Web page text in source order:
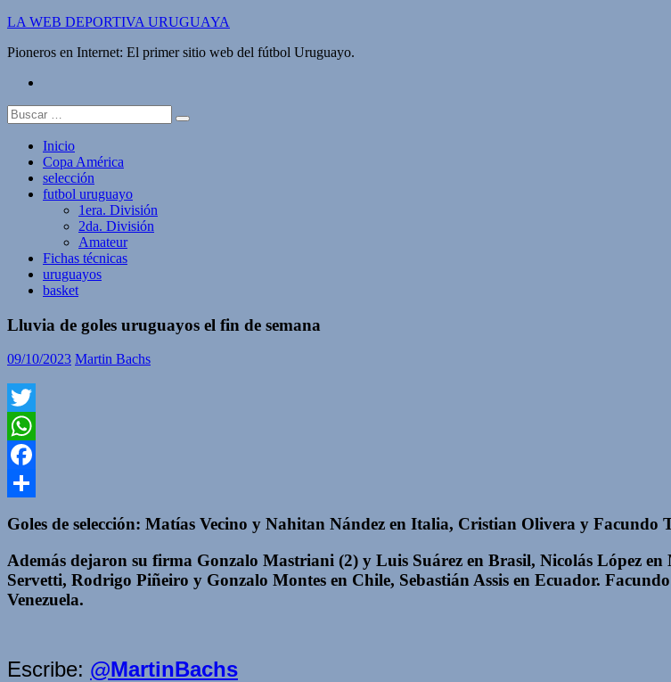
Saltar
contenido
LA WEB DEPORTIVA URUGUAYA
Pioneros en Internet: El primer sitio web del fútbol Uruguayo.
Buscar:
Inicio
Copa América
selección
futbol uruguayo
1era. División
2da. División
Amateur
Fichas técnicas
uruguayos
basket
Lluvia de goles uruguayos el fin de semana
09/10/2023 Martin Bachs
Twitter
WhatsApp
Facebook
Goles de selección: Matías Vecino y Nahitan Nández en Italia, Cristian Olivera y Facundo
Además dejaron su firma Gonzalo Mastriani (2) y Luis Suárez en Brasil, Nicolás López
Servetti, Rodrigo Piñeiro y Gonzalo Montes en Chile, Sebastián Assis en Ecuador.
Venezuela.
Escribe: @MartinBachs